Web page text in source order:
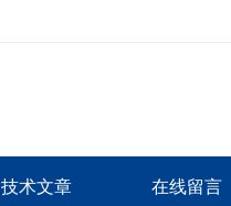
技术文章 在线留言